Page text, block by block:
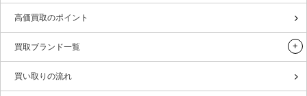
高価買取のポイント
買取ブランド一覧
買い取りの流れ